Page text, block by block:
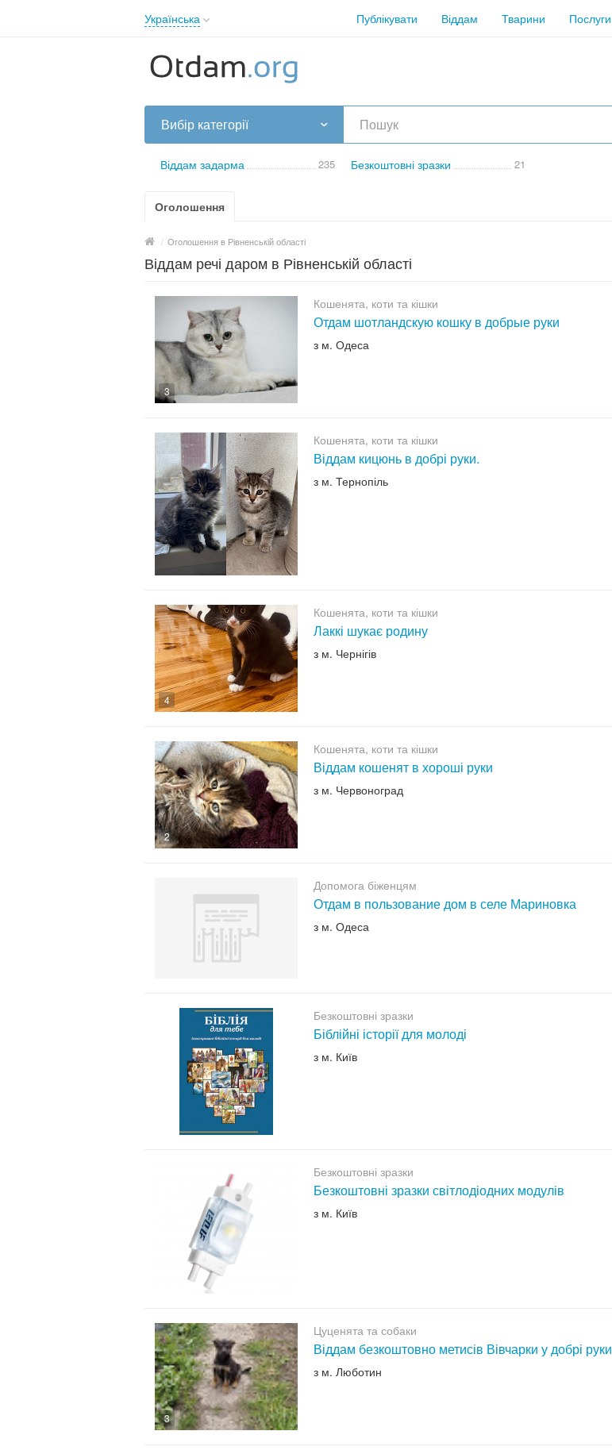
Українська
English
Русский
Українська
Публікувати Віддам Тварини Послуги
Вибір категорії
Віддам задарма 235 Безкоштовні зразки 21
Оголошення
/ Оголошення в Рівненській області
Віддам речі даром в Рівненській області
3
Кошенята, коти та кішки
Отдам шотландскую кошку в добрые руки
з м. Одеса
Кошенята, коти та кішки
Віддам кицюнь в добрі руки.
з м. Тернопіль
4
Кошенята, коти та кішки
Лаккі шукає родину
з м. Чернігів
2
Кошенята, коти та кішки
Віддам кошенят в хороші руки
з м. Червоноград
Допомога біженцям
Отдам в пользование дом в селе Мариновка
з м. Одеса
Безкоштовні зразки
Біблійні історії для молоді
з м. Київ
Безкоштовні зразки
Безкоштовні зразки світлодіодних модулів
з м. Київ
3
Цуценята та собаки
Віддам безкоштовно метисів Вівчарки у добрі руки
з м. Люботин